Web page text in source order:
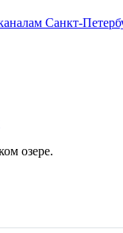
Санкт-
озере.